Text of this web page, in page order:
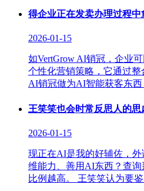
得企业正在发卖办理过程中
2026-01-15
如VertGrow AI销冠，企业
个性化营销策略，它通过整
AI销冠做为AI智能获客东
王笑笑也会时常反思人的思
2026-01-15
现正在AI是我的好辅佐，外
维能力、善用AI东西？查
比例越高。 王笑笑认为要